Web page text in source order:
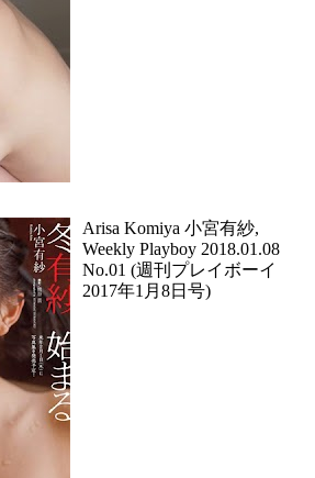
Arisa Komiya 小宮有紗,
Weekly Playboy 2018.01.08
No.01 (週刊プレイボーイ
2017年1月8日号)